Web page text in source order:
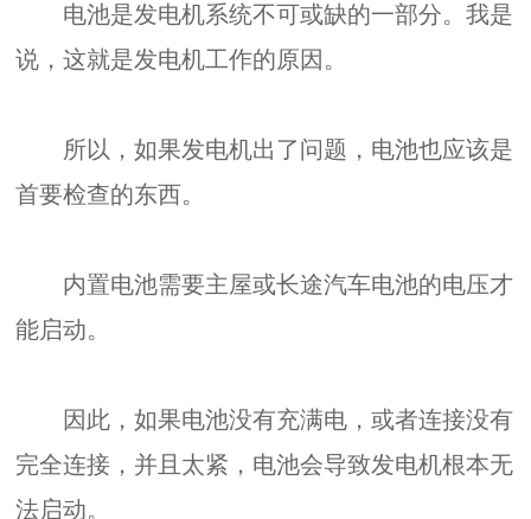
电池是发电机系统不可或缺的一部分。我是
说，这就是发电机工作的原因。
所以，如果发电机出了问题，电池也应该是
首要检查的东西。
内置电池需要主屋或长途汽车电池的电压才
能启动。
因此，如果电池没有充满电，或者连接没有
完全连接，并且太紧，电池会导致发电机根本无
法启动。